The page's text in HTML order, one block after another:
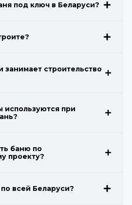
под ключ в Беларуси?
занимает строительство
используются при
баню по
проекту?
всей Беларуси?